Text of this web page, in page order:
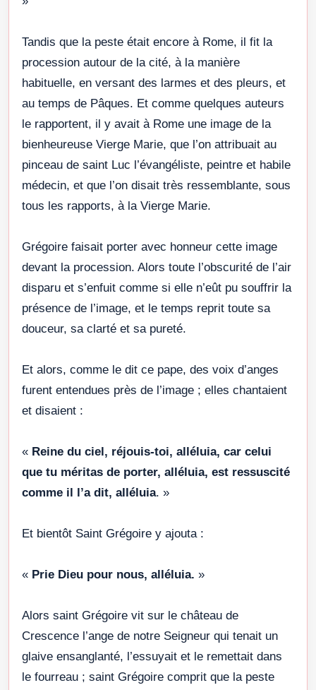
Tandis que la peste était encore à Rome, il fit la
procession autour de la cité, à la manière
habituelle, en versant des larmes et des pleurs, et
au temps de Pâques. Et comme quelques auteurs
le rapportent, il y avait à Rome une image de la
bienheureuse Vierge Marie, que l’on attribuait au
pinceau de saint Luc l’évangéliste, peintre et habile
médecin, et que l’on disait très ressemblante, sous
tous les rapports, à la Vierge Marie.
Grégoire faisait porter avec honneur cette image
devant la procession. Alors toute l’obscurité de l’air
disparu et s’enfuit comme si elle n’eût pu souffrir la
présence de l’image, et le temps reprit toute sa
douceur, sa clarté et sa pureté.
Et alors, comme le dit ce pape, des voix d’anges
furent entendues près de l’image ; elles chantaient
et disaient :
« Reine du ciel, réjouis-toi, alléluia, car celui
que tu méritas de porter, alléluia, est ressuscité
comme il l’a dit, alléluia. »
Et bientôt Saint Grégoire y ajouta :
« Prie Dieu pour nous, alléluia. »
Alors saint Grégoire vit sur le château de
Crescence l’ange de notre Seigneur qui tenait un
glaive ensanglanté, l’essuyait et le remettait dans
le fourreau ; saint Grégoire comprit que la peste